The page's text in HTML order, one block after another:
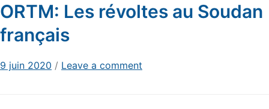
ORTM: Les révoltes au Soudan
français
9 juin 2020 / Leave a comment